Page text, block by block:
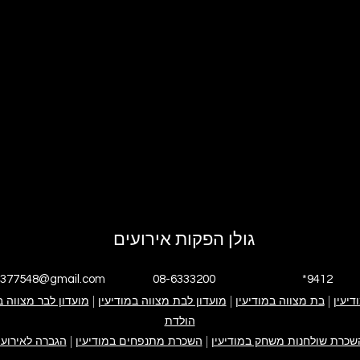
גולן הפקות אירועים
08-6333200 *9412
אנחנו גולן הפקות אירועים אירוע בת מצווה אירוע בר מצווה ימי
קייטנה במודיעין
|בת מצווה במודיעין מועדון לבת מצווה במודיעין מועדון לבר מצווה
הולדת
שולחנות משחק במודיעין השכרת מתנפחים במודיעין הגברה